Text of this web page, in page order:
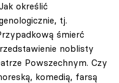
określić
tj.
śmierć
noblisty
Powszechnym. Czy
komedią, farsą